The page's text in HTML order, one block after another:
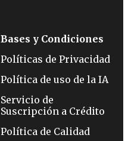
Bases y Condiciones
Políticas de Privacidad
Política de uso de la IA
Servicio de
Suscripción a Crédito
Política de Calidad